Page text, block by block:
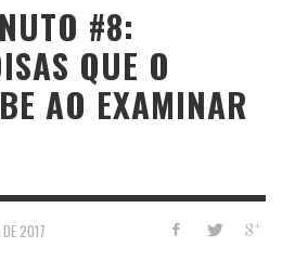
#8:
QUE O
AO EXAMINAR
2017